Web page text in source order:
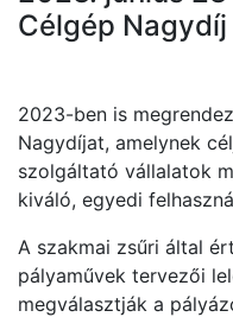
Célgép
2023-ben is
Nagydíjat, amelynek
szolgáltató vállalatok
kiváló, egyedi
A szakmai zsűri által
pályaművek tervezői
megválasztják a